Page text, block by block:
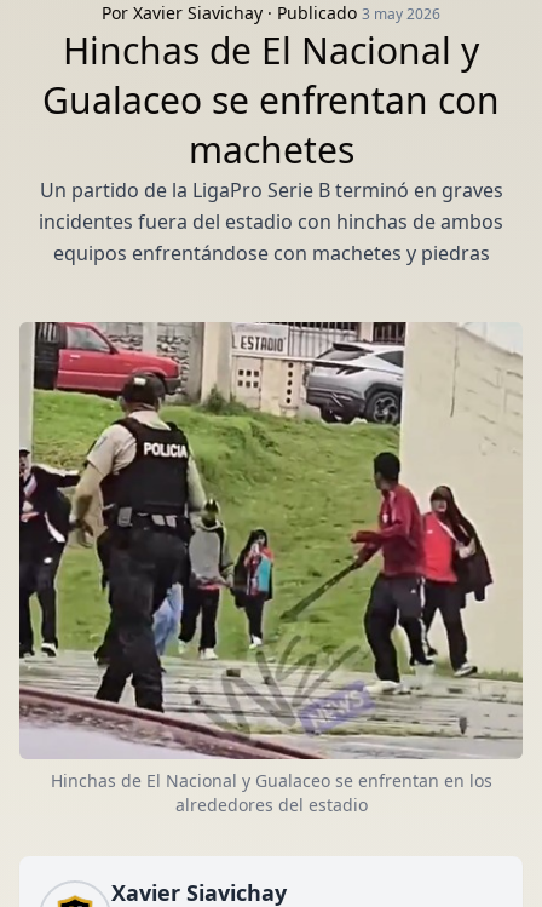
Por Xavier Siavichay · Publicado 3 may 2026
Hinchas de El Nacional y
Gualaceo se enfrentan con
machetes
Un partido de la LigaPro Serie B terminó en graves
incidentes fuera del estadio con hinchas de ambos
equipos enfrentándose con machetes y piedras
Hinchas de El Nacional y Gualaceo se enfrentan en los
alrededores del estadio
Xavier Siavichay